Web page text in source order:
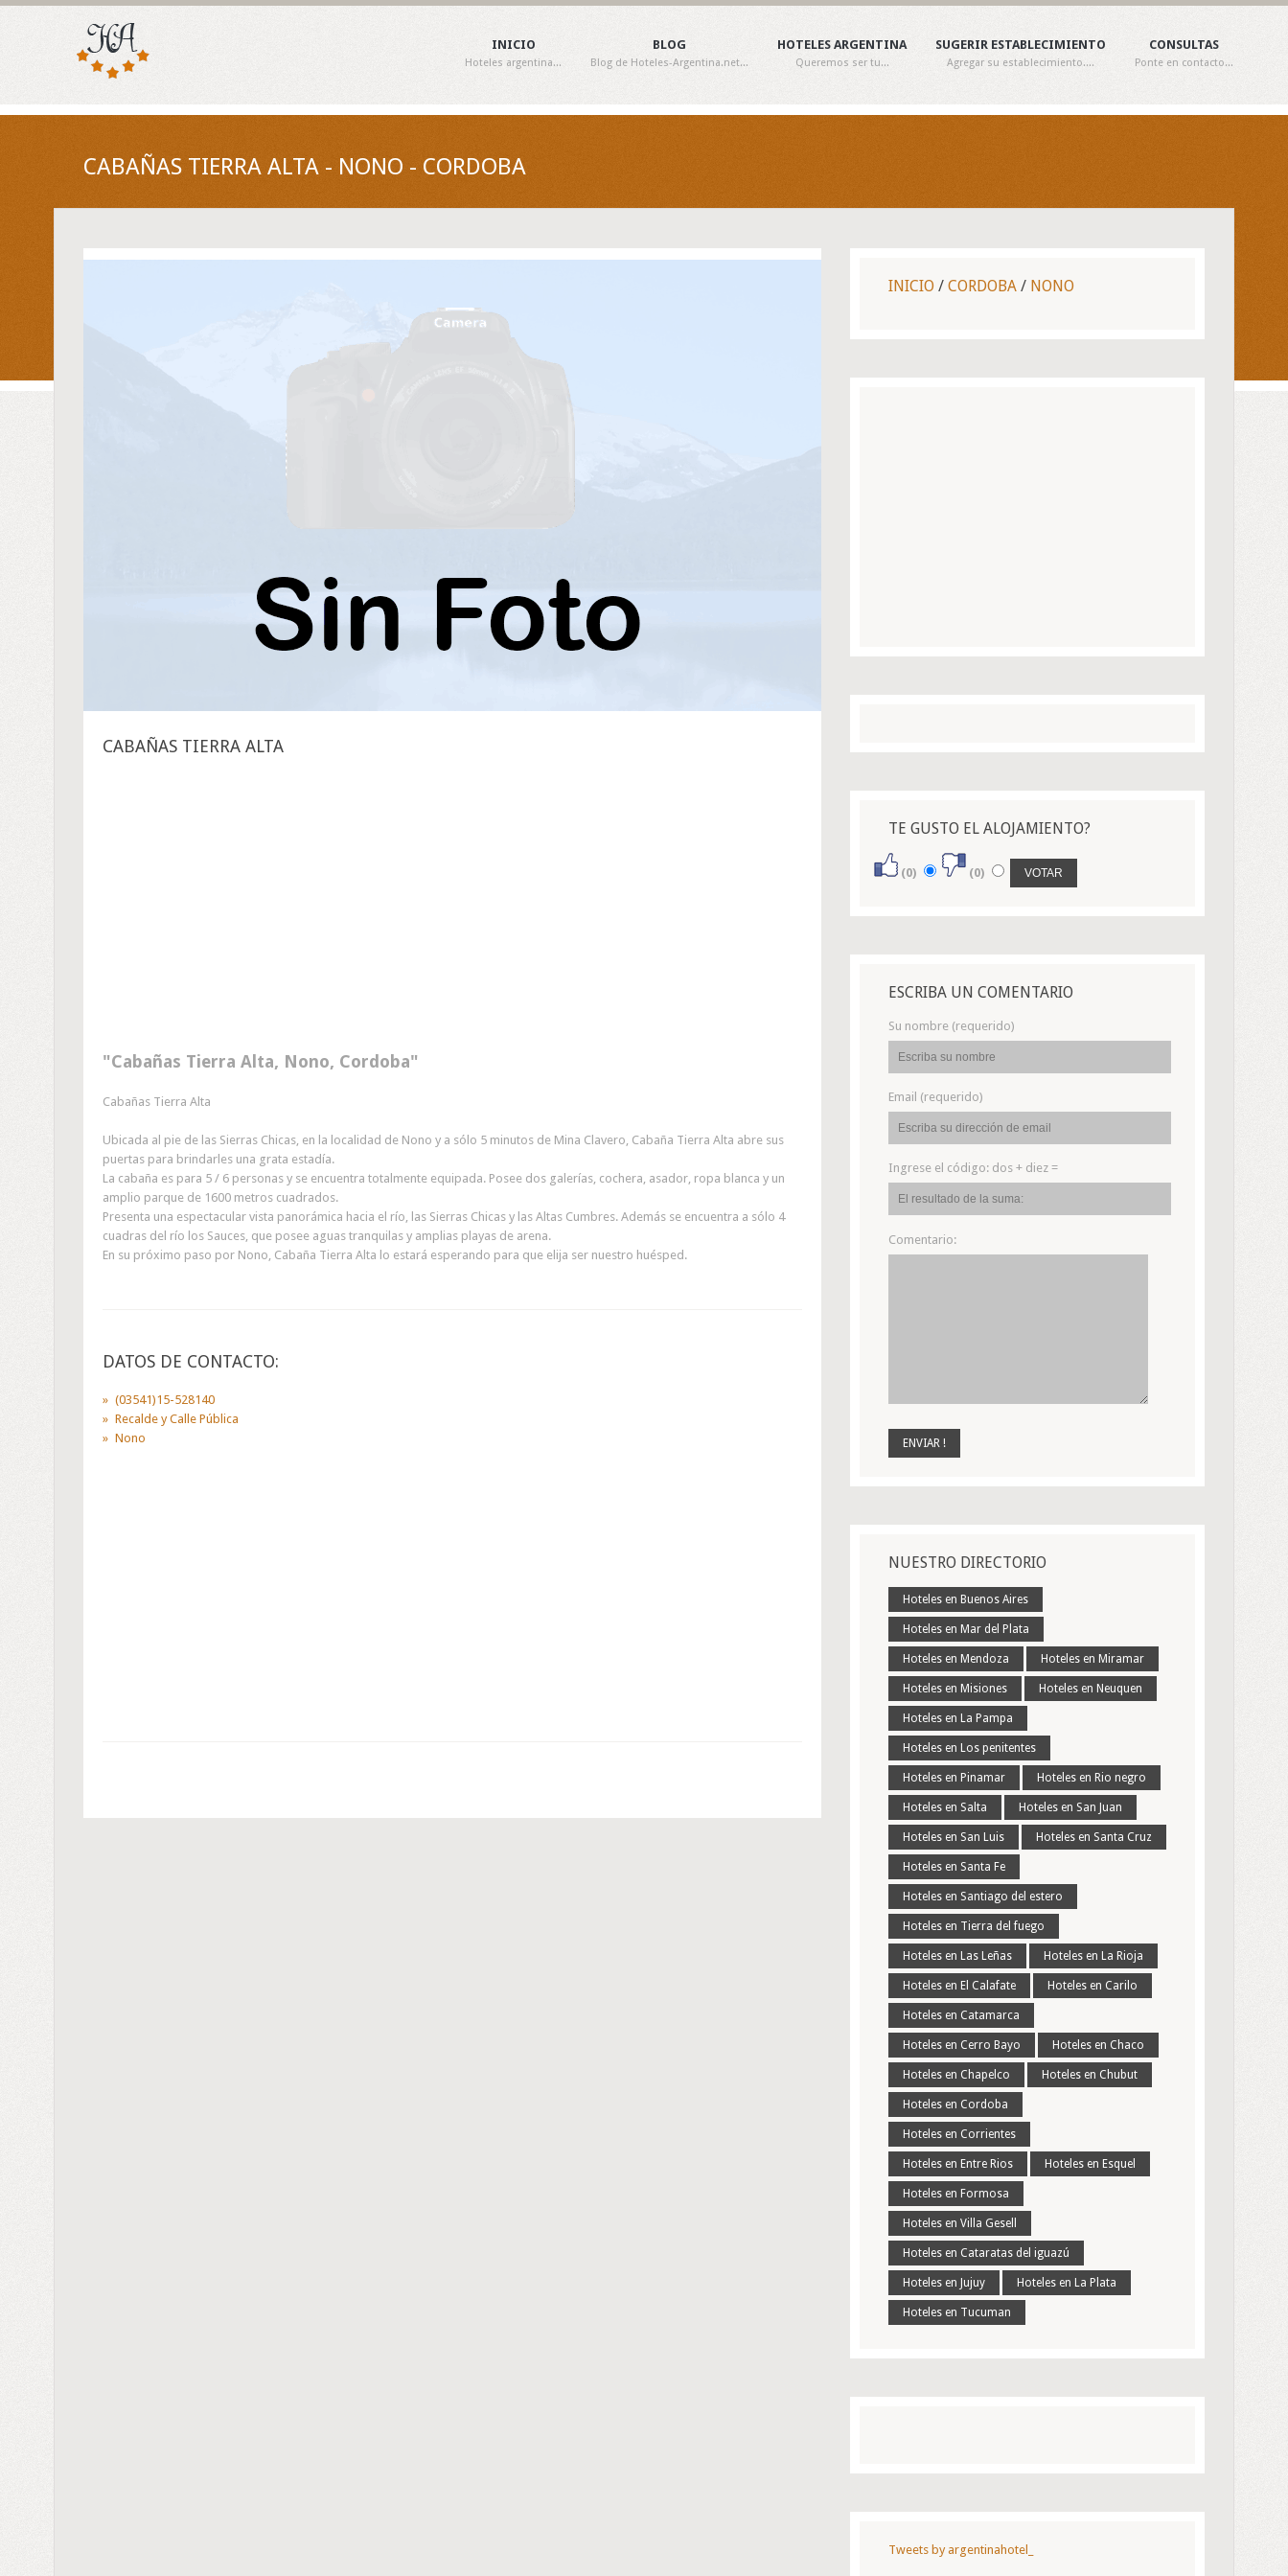
INICIO
Hoteles argentina...
BLOG
Blog de Hoteles-Argentina.net...
HOTELES ARGENTINA
Queremos ser tu...
SUGERIR ESTABLECIMIENTO
Agregar su establecimiento....
CONSULTAS
Ponte en contacto...
CABAÑAS TIERRA ALTA - NONO - CORDOBA
CABAÑAS TIERRA ALTA
Cabañas Tierra Alta, Nono, Cordoba
Cabañas Tierra Alta
Ubicada al pie de las Sierras Chicas, en la localidad de Nono y a sólo 5 minutos de Mina Clavero, Cabaña Tierra Alta abre sus
puertas para brindarles una grata estadía.
La cabaña es para 5 / 6 personas y se encuentra totalmente equipada. Posee dos galerías, cochera, asador, ropa blanca y un
amplio parque de 1600 metros cuadrados.
Presenta una espectacular vista panorámica hacia el río, las Sierras Chicas y las Altas Cumbres. Además se encuentra a sólo 4
cuadras del río los Sauces, que posee aguas tranquilas y amplias playas de arena.
En su próximo paso por Nono, Cabaña Tierra Alta lo estará esperando para que elija ser nuestro huésped.
DATOS DE CONTACTO:
(03541)15-528140
Recalde y Calle Pública
Nono
INICIO / CORDOBA / NONO
TE GUSTO EL ALOJAMIENTO?
(0) (0)
ESCRIBA UN COMENTARIO
Su nombre (requerido)
Email (requerido)
Ingrese el código: dos + diez =
Comentario:
NUESTRO DIRECTORIO
Hoteles en Buenos Aires
Hoteles en Mar del Plata
Hoteles en Mendoza Hoteles en Miramar
Hoteles en Misiones Hoteles en Neuquen
Hoteles en La Pampa
Hoteles en Los penitentes
Hoteles en Pinamar Hoteles en Rio negro
Hoteles en Salta Hoteles en San Juan
Hoteles en San Luis Hoteles en Santa Cruz
Hoteles en Santa Fe
Hoteles en Santiago del estero
Hoteles en Tierra del fuego
Hoteles en Las Leñas Hoteles en La Rioja
Hoteles en El Calafate Hoteles en Carilo
Hoteles en Catamarca
Hoteles en Cerro Bayo Hoteles en Chaco
Hoteles en Chapelco Hoteles en Chubut
Hoteles en Cordoba
Hoteles en Corrientes
Hoteles en Entre Rios Hoteles en Esquel
Hoteles en Formosa
Hoteles en Villa Gesell
Hoteles en Cataratas del iguazú
Hoteles en Jujuy Hoteles en La Plata
Hoteles en Tucuman
Tweets by argentinahotel_